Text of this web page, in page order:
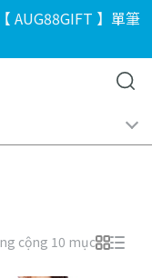
AUG88GIFT 】單筆
cộng 10 mục